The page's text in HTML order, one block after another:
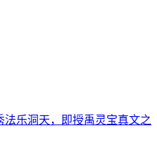
乐洞天，即授禹灵宝真文之